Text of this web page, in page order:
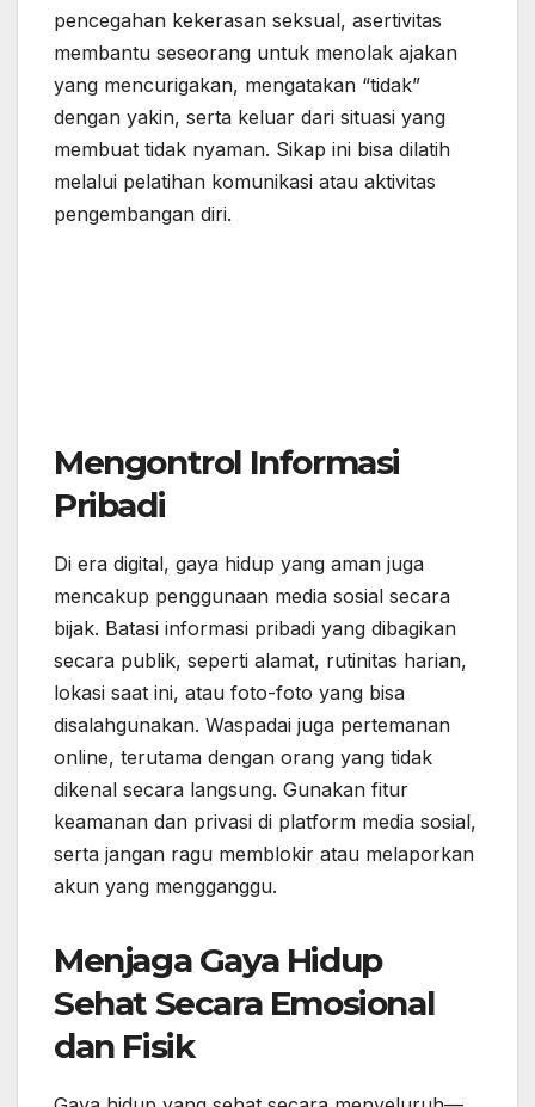
pencegahan kekerasan seksual, asertivitas
membantu seseorang untuk menolak ajakan
yang mencurigakan, mengatakan “tidak”
dengan yakin, serta keluar dari situasi yang
membuat tidak nyaman. Sikap ini bisa dilatih
melalui pelatihan komunikasi atau aktivitas
pengembangan diri.
Mengontrol Informasi
Pribadi
Di era digital, gaya hidup yang aman juga
mencakup penggunaan media sosial secara
bijak. Batasi informasi pribadi yang dibagikan
secara publik, seperti alamat, rutinitas harian,
lokasi saat ini, atau foto-foto yang bisa
disalahgunakan. Waspadai juga pertemanan
online, terutama dengan orang yang tidak
dikenal secara langsung. Gunakan fitur
keamanan dan privasi di platform media sosial,
serta jangan ragu memblokir atau melaporkan
akun yang mengganggu.
Menjaga Gaya Hidup
Sehat Secara Emosional
dan Fisik